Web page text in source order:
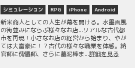
シミュレーション RPG iPhone Android
新米商人としての人生が幕を開ける。水墨画風
の街並みにならぶ様々なお店...リアルな古代都
市を再現！小さなお店の経営から始まり、やが
ては大富豪に！？古代の様々な職業を体感。納
官師に傀儡師、さらに墓泥棒ま...詳細を見る